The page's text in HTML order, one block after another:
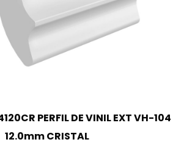
PERFIL DE VINIL EXT VH-104
12.0mm CRISTAL